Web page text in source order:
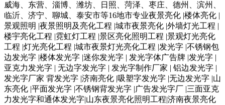
威海、东营、淄博、潍坊、日照、菏泽、枣庄、德州、滨州、
临沂、济宁、聊城、泰安市等16地市专业夜景亮化 |楼体亮化 |
景观照明 |夜景照明及亮化工程 |城市夜景亮化 |外墙灯光工程 |
楼宇亮化工程 |霓虹灯工程 |景区亮化照明工程 |景观灯光亮化
工程 |灯光亮化工程 |城市夜景灯光亮化工程 |发光字 |不锈钢包
边发光字 |楼体发光字 |迷你发光字 | 发光字体广告牌 |发光字 |
亚克力发光字 | 无边字发光字 | 发光字制作厂家 | 铝边发光字 |
发光字厂家 背发光字 |济南亮化 |吸塑字发光字 |无边发光字 |山
东亮化 |平面发光字 |不锈钢背发光字 |广告发光字厂 |三面亚克
力发光字和通体发光字|山东夜景亮化照明工程|济南夜景亮化